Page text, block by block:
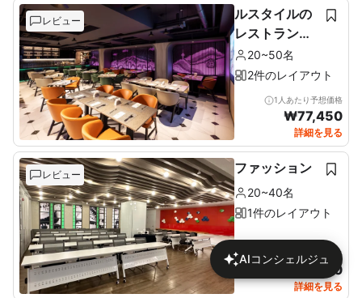
レビュー
ルスタイルの
レストラン＆
ルーフトップ
20~50名
2件のレイアウト
1人あたり予想価格
₩77,450
詳細を見る
レビュー ファッション
20~40名
1件のレイアウト
1人あたり予想価格
46,170
詳細を見る
AIコンシェルジュ